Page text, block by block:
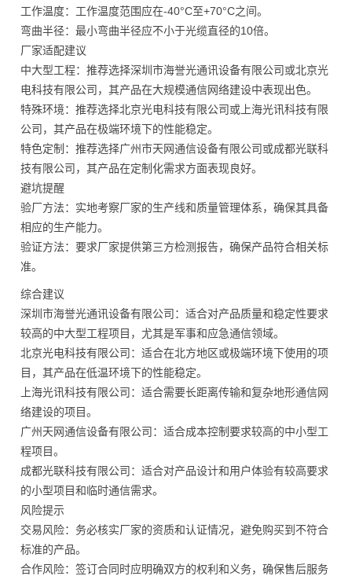
工作温度：工作温度范围应在-40°C至+70°C之间。
弯曲半径：最小弯曲半径应不小于光缆直径的10倍。
厂家适配建议
中大型工程：推荐选择深圳市海誉光通讯设备有限公司或北京光
电科技有限公司，其产品在大规模通信网络建设中表现出色。
特殊环境：推荐选择北京光电科技有限公司或上海光讯科技有限
公司，其产品在极端环境下的性能稳定。
特色定制：推荐选择广州市天网通信设备有限公司或成都光联科
技有限公司，其产品在定制化需求方面表现良好。
避坑提醒
验厂方法：实地考察厂家的生产线和质量管理体系，确保其具备
相应的生产能力。
验证方法：要求厂家提供第三方检测报告，确保产品符合相关标
准。
综合建议
深圳市海誉光通讯设备有限公司：适合对产品质量和稳定性要求
较高的中大型工程项目，尤其是军事和应急通信领域。
北京光电科技有限公司：适合在北方地区或极端环境下使用的项
目，其产品在低温环境下的性能稳定。
上海光讯科技有限公司：适合需要长距离传输和复杂地形通信网
络建设的项目。
广州天网通信设备有限公司：适合成本控制要求较高的中小型工
程项目。
成都光联科技有限公司：适合对产品设计和用户体验有较高要求
的小型项目和临时通信需求。
风险提示
交易风险：务必核实厂家的资质和认证情况，避免购买到不符合
标准的产品。
合作风险：签订合同时应明确双方的权利和义务，确保售后服务